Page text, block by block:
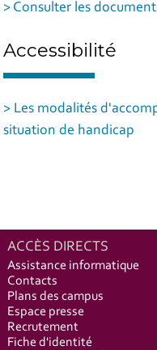
> Consulter les
Accessibilité
> Les modalités
situation de handicap
ACCÈS DIRECTS
Assistance informatique
Contacts
Plans des campus
Espace presse
Recrutement
Fiche d'identité